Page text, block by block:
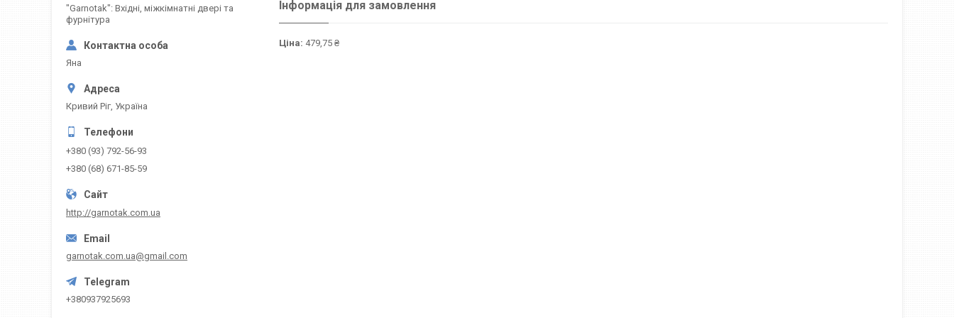
Інформація для замовлення
Ціна: 479,75 ₴
"Garnotak": Вхідні, міжкімнатні двері та
фурнітура
Яна
Кривий Ріг, Україна
+380 (93) 792-56-93
+380 (68) 671-85-59
http://garnotak.com.ua
garnotak.com.ua@gmail.com
+380937925693